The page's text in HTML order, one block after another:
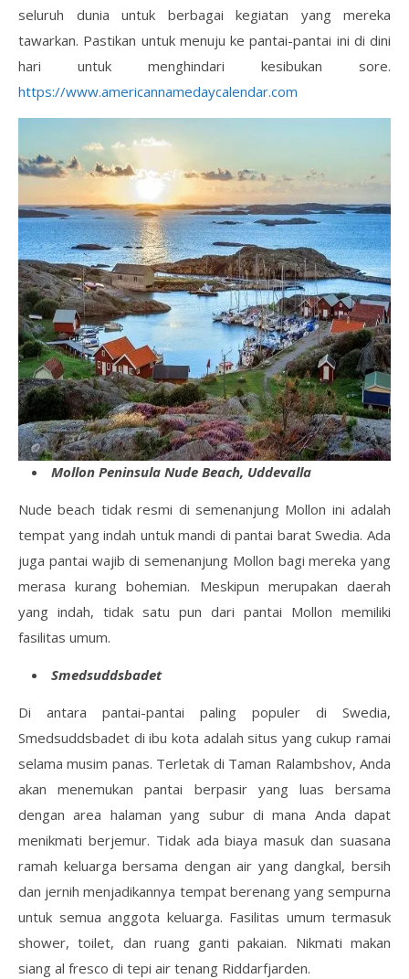
seluruh dunia untuk berbagai kegiatan yang mereka
tawarkan. Pastikan untuk menuju ke pantai-pantai ini di dini
hari untuk menghindari kesibukan sore.
https://www.americannamedaycalendar.com
Mollon Peninsula Nude Beach, Uddevalla
Nude beach tidak resmi di semenanjung Mollon ini adalah
tempat yang indah untuk mandi di pantai barat Swedia. Ada
juga pantai wajib di semenanjung Mollon bagi mereka yang
merasa kurang bohemian. Meskipun merupakan daerah
yang indah, tidak satu pun dari pantai Mollon memiliki
fasilitas umum.
Smedsuddsbadet
Di antara pantai-pantai paling populer di Swedia,
Smedsuddsbadet di ibu kota adalah situs yang cukup ramai
selama musim panas. Terletak di Taman Ralambshov, Anda
akan menemukan pantai berpasir yang luas bersama
dengan area halaman yang subur di mana Anda dapat
menikmati berjemur. Tidak ada biaya masuk dan suasana
ramah keluarga bersama dengan air yang dangkal, bersih
dan jernih menjadikannya tempat berenang yang sempurna
untuk semua anggota keluarga. Fasilitas umum termasuk
shower, toilet, dan ruang ganti pakaian. Nikmati makan
siang al fresco di tepi air tenang Riddarfjarden.